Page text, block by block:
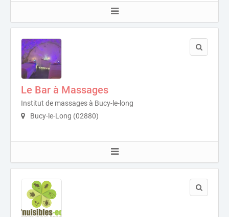
Le Bar à Massages
Institut de massages à Bucy-le-long
Bucy-le-Long (02880)